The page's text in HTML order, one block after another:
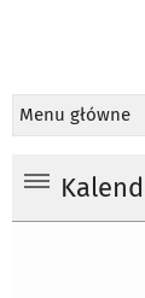
Menu główne